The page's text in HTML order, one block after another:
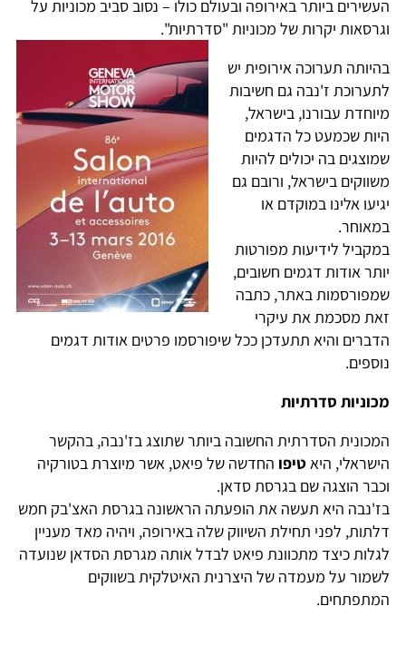
ביותר באירופה ובעולם כולו – נסוב סביב מכוניות על
יקרות של מכוניות "סדרתיות".
תערוכה אירופית יש
ז'נבה גם חשיבות
עבורנו, בישראל,
שכמעט כל הדגמים
בה יכולים להיות
בישראל, ורובם גם
אלינו במוקדם או
לידיעות מפורטות
אודות דגמים חשובים,
באתר, כתבה
מסכמת את עיקרי
והיא תתעדכן ככל שיפורסמו פרטים אודות דגמים
סדרתיות
הסדרתית החשובה ביותר שתוצג בז'נבה, בהקשר
היאטיפוהחדשה של פיאט, אשר מיוצרת בטורקיה
הוצגה שם בגרסת סדאן.
היא תעשה את הופעתה הראשונה בגרסת האצ'בק חמש
לפני תחילת השיווק שלה באירופה, ויהיה מאד מעניין
כיצד מתכוונת פיאט לבדל אותה מגרסת הסדאן שנועדה
על מעמדה של היצרנית האיטלקית בשווקים